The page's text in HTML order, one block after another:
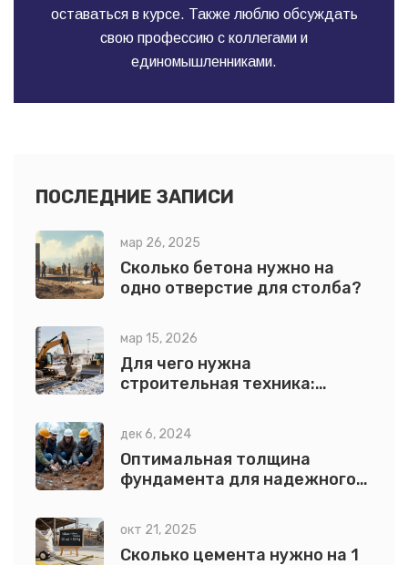
оставаться в курсе. Также люблю обсуждать
свою профессию с коллегами и
единомышленниками.
ПОСЛЕДНИЕ ЗАПИСИ
мар 26, 2025
Сколько бетона нужно на
одно отверстие для столба?
мар 15, 2026
Для чего нужна
строительная техника:
без неё невозможно
современное строительство
дек 6, 2024
Оптимальная толщина
фундамента для надежного
окт 21, 2025
Сколько цемента нужно на 1